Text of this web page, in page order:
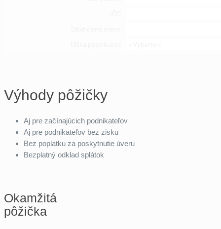
Výhody pôžičky
Aj pre začínajúcich podnikateľov
Aj pre podnikateľov bez zisku
Bez poplatku za poskytnutie úveru
Bezplatný odklad splátok
Okamžitá
pôžička